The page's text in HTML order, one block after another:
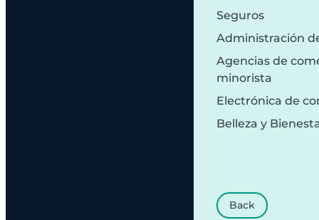
Seguros
Administración
Agencias de
minorista
Electrónica de
Belleza y
Back